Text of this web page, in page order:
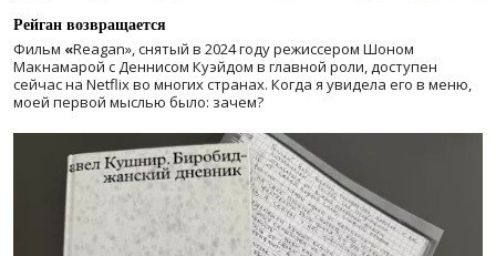
Рейган возвращается
Фильм «Reagan», снятый в 2024 годурежиссером Шоном
Макнамарой с Деннисом Куэйдом в главной роли, доступен
сейчас на Netflix во многих странах. Когда я увидела его в меню,
моей первой мыслью было: зачем?